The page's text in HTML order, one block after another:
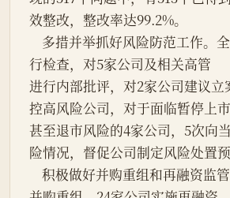
效整改，整改率达99.2%。
行检查，对5家公司及相关高管
进行内部批评，对2家公司建议立
控高风险公司，对于面临暂停上市
甚至退市风险的4家公司，5次向
险情况，督促公司制定风险处置预